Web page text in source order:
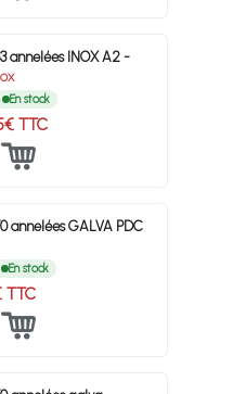
annelées INOX A2 -
En stock
TTC
annelées GALVA PDC
En stock
TTC